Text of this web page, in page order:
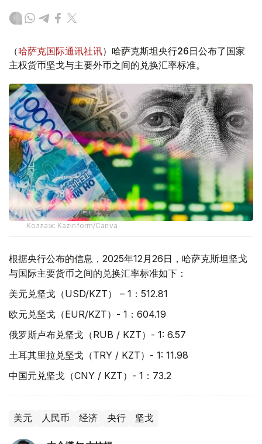
（哈萨克国际通讯社讯）哈萨克斯坦央行26日公布了国家
主权货币坚戈与主要外币之间的兑换汇率标准。
Коллаж: Kazinform/Canva
根据央行公布的信息，2025年12月26日，哈萨克斯坦坚戈
与国际主要货币之间的兑换汇率标准如下：
美元兑坚戈（USD/KZT） – 1：512.81
欧元兑坚戈（EUR/KZT）- 1：604.19
俄罗斯卢布兑坚戈（RUB / KZT）- 1: 6.57
土耳其里拉兑坚戈（TRY / KZT）- 1: 11.98
中国元兑坚戈（CNY / KZT）- 1：73.2
美元 人民币 经济 央行 坚戈